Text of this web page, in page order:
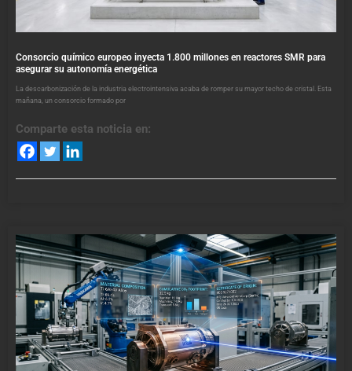
Consorcio químico europeo inyecta 1.800 millones en reactores SMR para
asegurar su autonomía energética
La descarbonización de la industria electrointensiva acaba de romper su mayor techo de cristal. Esta
mañana, un consorcio formado por
Comparte esta noticia en: